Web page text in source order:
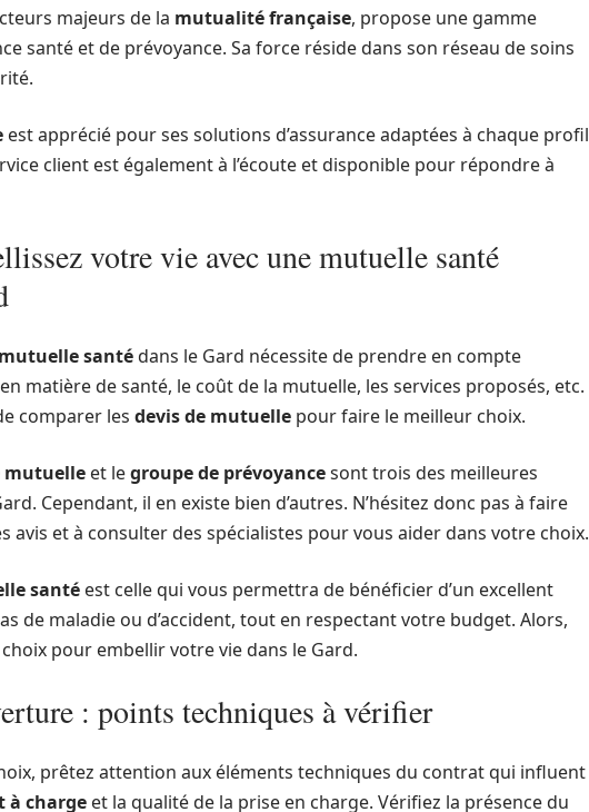
majeurs de la mutualité française, propose une gamme
santé et de prévoyance. Sa force réside dans son réseau de soins
est apprécié pour ses solutions d’assurance adaptées à chaque profil
client est également à l’écoute et disponible pour répondre à
votre vie avec une mutuelle santé
mutuelle santédans le Gard nécessite de prendre en compte
matière de santé, le coût de la mutuelle, les services proposés, etc.
comparer les devis de mutuelle pour faire le meilleur choix.
mutuelle et legroupe de prévoyancesont trois des meilleures
Cependant, il en existe bien d’autres. N’hésitez donc pas à faire
avis et à consulter des spécialistes pour vous aider dans votre choix.
santé est celle qui vous permettra de bénéficier d’un excellent
de maladie ou d’accident, tout en respectant votre budget. Alors,
pour embellir votre vie dans le Gard.
: points techniques à vérifier
prêtez attention aux éléments techniques du contrat qui influent
à charge et la qualité de la prise en charge. Vérifiez la présence du